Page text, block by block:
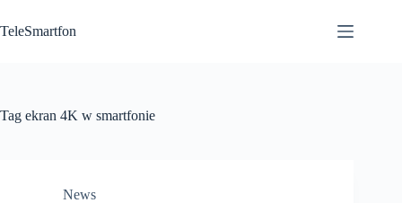
do
treści
TeleSmartfon
Tag ekran 4K w smartfonie
News